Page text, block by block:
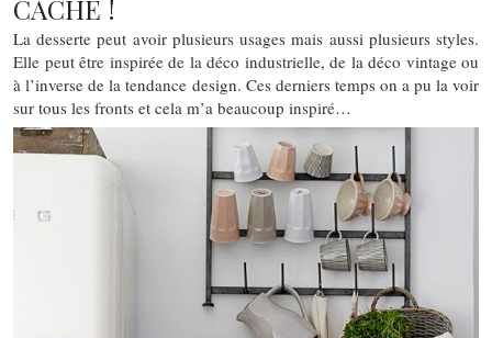
CACHE !
La desserte peut avoir plusieurs usages mais aussi plusieurs styles.
Elle peut être inspirée de la déco industrielle, de la déco vintage ou
à l’inverse de la tendance design. Ces derniers temps on a pu la voir
sur tous les fronts et cela m’a beaucoup inspiré…